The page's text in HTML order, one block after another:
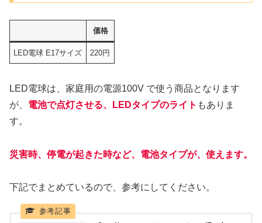
価格
LED電球 E17サイズ 220円
LED電球は、家庭用の電源100V で使う商品となります
が、 電池で点灯させる、LEDタイプのライト もありま
す。
災害時、停電が起きた時など、電池タイプが、使えます。
下記でまとめているので、参考にしてください。